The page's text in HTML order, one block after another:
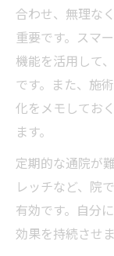
合わせ、無理な
重要です。スマ
機能を活用して
です。また、施
化をメモしてお
ます。
定期的な通院が
レッチなど、院
有効です。自分
効果を持続させ